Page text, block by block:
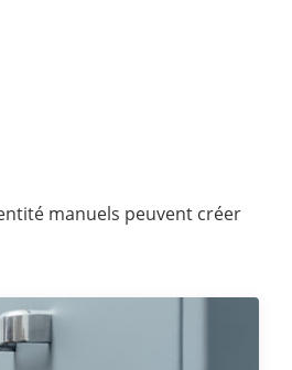
manuels peuvent créer